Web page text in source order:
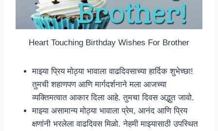
Heart Touching Birthday Wishes For Brother
माझ्या प्रिय मोठ्या भावाला वाढदिवसाच्या हार्दिक शुभेच्छा!
तुमची शहाणपण आणि मार्गदर्शनाने मला आजच्या
व्यक्तिमत्वात आकार दिला आहे. तुमचा दिवस अद्भुत जावो.
माझ्या असामान्य मोठ्या भावाला प्रेम, आनंद आणि प्रिय
क्षणांनी भरलेला वाढदिवस मिळो. नेहमी माझ्यासाठी उपस्थित